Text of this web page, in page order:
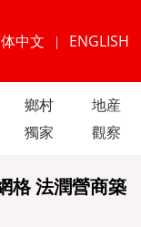
中文 | ENGLISH
鄉村
地産
獨家 觀察
格 法潤營商築